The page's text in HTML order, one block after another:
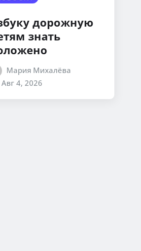
дорожную
знать
Мария Михалёва
Авг 4, 2026